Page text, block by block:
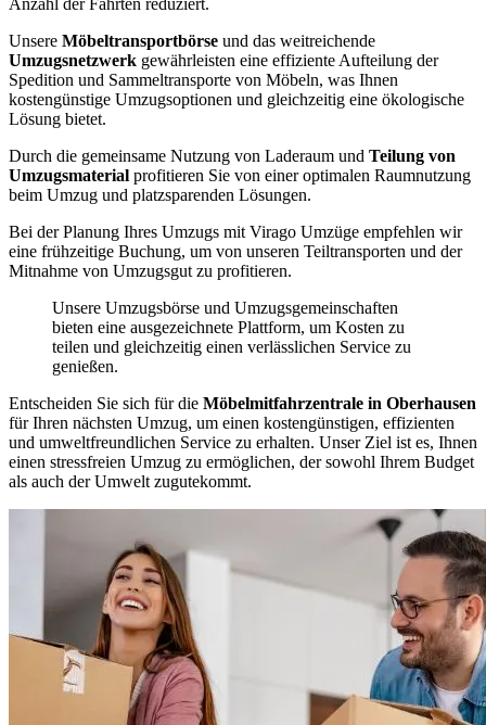
Anzahl der Fahrten reduziert.
Unsere Möbeltransportbörse und das weitreichende
Umzugsnetzwerk gewährleisten eine effiziente Aufteilung der
Spedition und Sammeltransporte von Möbeln, was Ihnen
kostengünstige Umzugsoptionen und gleichzeitig eine ökologische
Lösung bietet.
Durch die gemeinsame Nutzung von Laderaum und Teilung von
Umzugsmaterial profitieren Sie von einer optimalen Raumnutzung
beim Umzug und platzsparenden Lösungen.
Bei der Planung Ihres Umzugs mit Virago Umzüge empfehlen wir
eine frühzeitige Buchung, um von unseren Teiltransporten und der
Mitnahme von Umzugsgut zu profitieren.
Unsere Umzugsbörse und Umzugsgemeinschaften
bieten eine ausgezeichnete Plattform, um Kosten zu
teilen und gleichzeitig einen verlässlichen Service zu
genießen.
Entscheiden Sie sich für die Möbelmitfahrzentrale in Oberhausen
für Ihren nächsten Umzug, um einen kostengünstigen, effizienten
und umweltfreundlichen Service zu erhalten. Unser Ziel ist es, Ihnen
einen stressfreien Umzug zu ermöglichen, der sowohl Ihrem Budget
als auch der Umwelt zugutekommt.